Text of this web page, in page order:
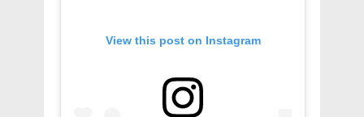
View this post on Instagram